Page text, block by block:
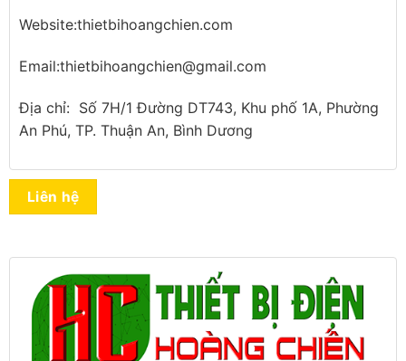
Website:thietbihoangchien.com
Email:thietbihoangchien@gmail.com
Địa chỉ: Số 7H/1 Đường DT743, Khu phố 1A, Phường
An Phú, TP. Thuận An, Bình Dương
Liên hệ